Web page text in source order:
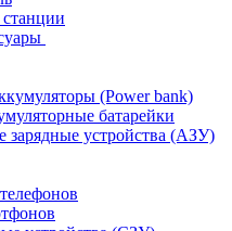
(Power bank)
батарейки
зарядные устройства (АЗУ)